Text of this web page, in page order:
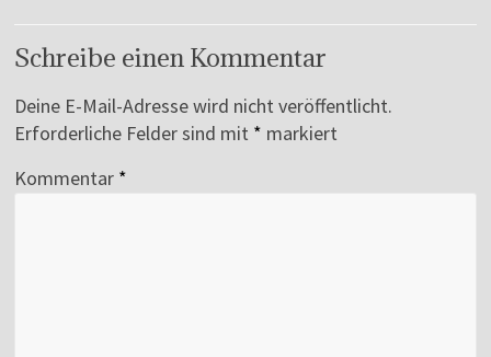
Schreibe einen Kommentar
Deine E-Mail-Adresse wird nicht veröffentlicht.
Erforderliche Felder sind mit * markiert
Kommentar *